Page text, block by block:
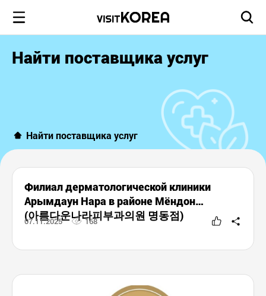
Найти поставщика услуг
Найти поставщика услуг
Филиал дерматологической клиники
Арымдаун Нара в районе Мёндон
(아름다운나라피부과의원 명동점)
07.11.2025 168